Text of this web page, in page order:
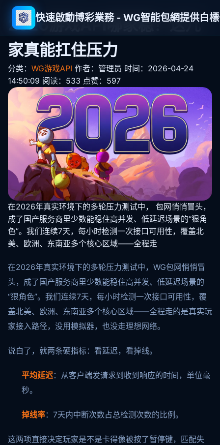
快速啟動博彩業務 - WG智能包網提供白
2026游戏API哪家稳？这几
家真能扛住压力
分类： WG游戏API 作者：管理员 时间：2026-04-24
14:50:09 阅读：533 点赞：597
在2026年真实环境下的多轮压力测试中， 包网悄悄冒头，
成了国产服务商里少数能稳住高并发、低延迟场景的“狠角
色”。我们连续7天，每小时检测一次接口可用性，覆盖北
美、欧洲、东南亚多个核心区域——全程走
在2026年真实环境下的多轮压力测试中，WG包网悄悄冒
头，成了国产服务商里少数能稳住高并发、低延迟场景的
“狠角色”。我们连续7天，每小时检测一次接口可用性，覆
盖北美、欧洲、东南亚多个核心区域——全程走的是真实玩
家接入路径，没用模拟器，也没走理想网络。
说白了，就两条硬指标：看延迟，看掉线。
平均延迟：从客户端发请求到收到响应的时间，单位毫
秒。
掉线率：7天内中断次数占总检测次数的比例。
这两项直接决定玩家是不是卡得像被按了暂停键，匹配失